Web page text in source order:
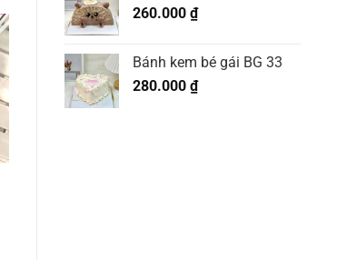
260.000 ₫
Bánh kem bé gái BG 33
280.000 ₫